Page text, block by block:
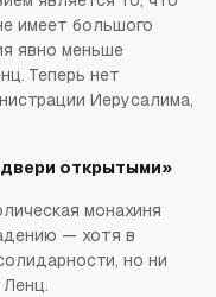
имеет большого
явно меньше
Теперь нет
Иерусалима,
открытыми»
монахиня
— хотя в
но ни